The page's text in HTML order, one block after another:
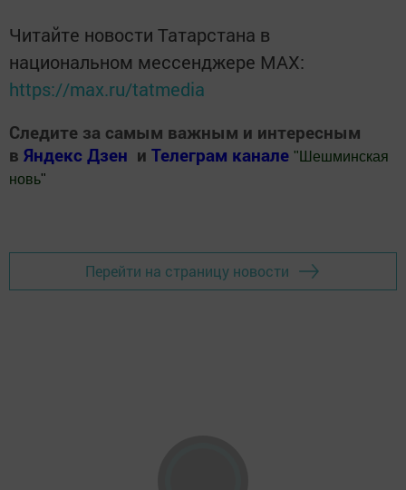
Читайте новости Татарстана в
национальном мессенджере MАХ:
https://max.ru/tatmedia
Следите за самым важным и интересным
в Яндекс Дзен и Телеграм канале " Шешминская
новь"
Перейти на страницу новости